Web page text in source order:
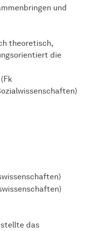
und
theoretisch,
die
(Fk
stellte das